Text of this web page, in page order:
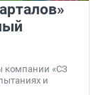
компании «СЗ
и